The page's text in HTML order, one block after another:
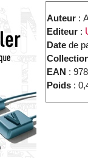
Auteur :
Editeur :
Date de
EAN :
Poids :